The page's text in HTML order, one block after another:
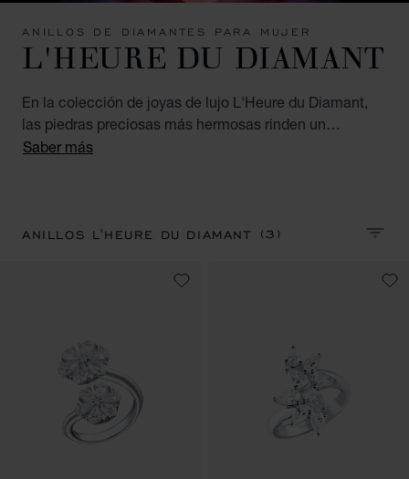
ANILLOS DE DIAMANTES PARA MUJER
L'HEURE DU DIAMANT
En la colección de joyas de lujo L'Heure du Diamant,
las piedras preciosas más hermosas rinden un
resplandeciente homenaje a la pericia y al talento de
Saber más
ANILLOS L'HEURE DU DIAMANT(3)